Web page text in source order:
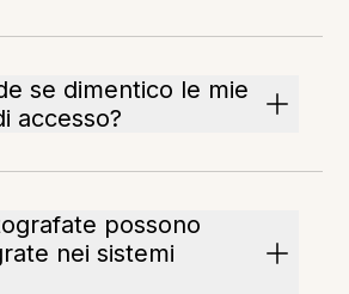
se dimentico le mie
accesso?
possono
nei sistemi